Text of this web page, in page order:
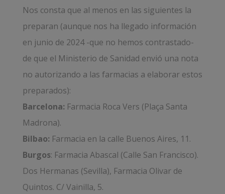
Nos consta que al menos en las siguientes la
preparan (aunque nos ha llegado información
en junio de 2024 -que no hemos contrastado-
de que el Ministerio de Sanidad envió una nota
no autorizando a las farmacias a elaborar estos
preparados):
Barcelona: Farmacia Roca Vers (Plaça Santa
Madrona).
Bilbao: Farmacia en la calle Buenos Aires, 11.
Burgos: Farmacia Abascal (Calle San Francisco).
Dos Hermanas (Sevilla), Farmacia Olivar de
Quintos. C/ Vainilla, 5.